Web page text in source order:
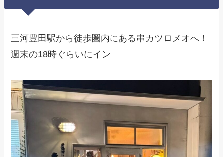
三河豊田駅から徒歩圏内にある串カツロメオへ！
週末の18時ぐらいにイン